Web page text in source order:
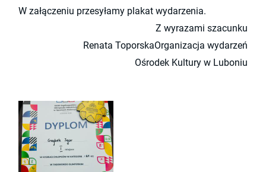
W załączeniu przesyłamy plakat wydarzenia.
Z wyrazami szacunku
Renata ToporskaOrganizacja wydarzeń
Ośrodek Kultury w Luboniu